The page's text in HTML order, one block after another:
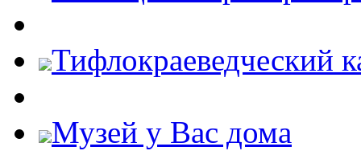
Тифлокраеведческий
Музей у Вас дома